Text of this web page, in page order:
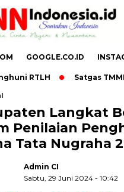
GOOGLE.CO.ID
RTLH Satgas TMMD
Langkat
Penilaian
Tata Nugraha
Admin CI
Sabtu, 29 Juni 2024 - 10:42